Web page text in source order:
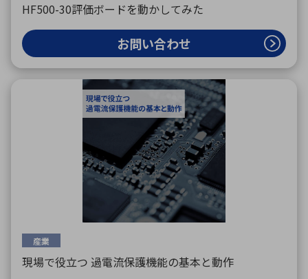
HF500-30評価ボードを動かしてみた
お問い合わせ
産業
現場で役立つ 過電流保護機能の基本と動作